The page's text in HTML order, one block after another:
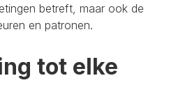
betreft, maar ook de
en patronen.
tot elke